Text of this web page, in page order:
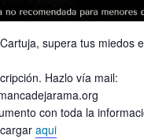
supera tus miedos
Hazlo vía mail:
con toda la
aqui